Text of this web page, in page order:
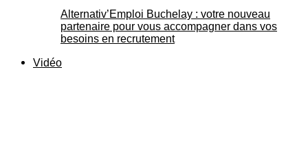
Alternativ’Emploi Buchelay : votre nouveau
partenaire pour vous accompagner dans vos
besoins en recrutement
Vidéo